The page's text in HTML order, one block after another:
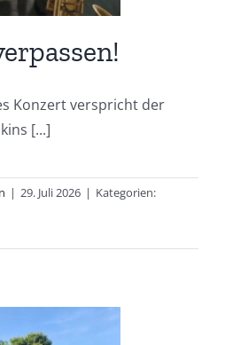
Konzert verspricht der
[...]
| 29. Juli 2026 | Kategorien: